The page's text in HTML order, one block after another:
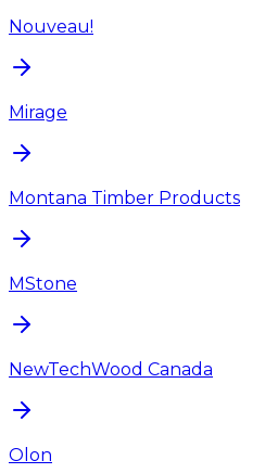
Nouveau!
Mirage
Montana Timber Products
MStone
NewTechWood Canada
Olon